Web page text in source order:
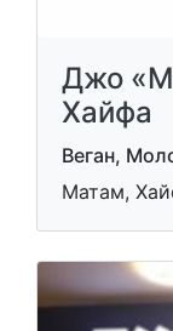
Джо
Хайфа
Веган,
Матам,